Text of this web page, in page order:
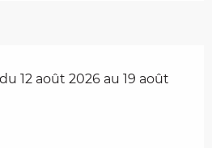
12 août 2026 au 19 août